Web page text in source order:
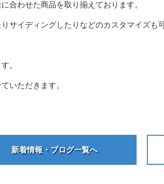
合わせた商品を取り揃えております。
サイディングしたりなどのカスタマイズも
。
いただきます。
新着情報・ブログ一覧へ